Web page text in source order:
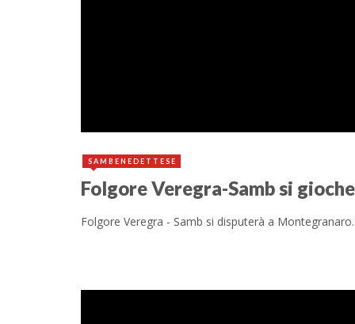
SAMBENEDETTESE
Folgore Veregra-Samb si
Folgore Veregra - Samb si disputerà a